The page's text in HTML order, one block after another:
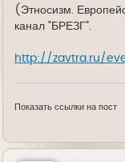
(Этносизм.
канал "БРЕЗГ".
http://zavtra.ru/
Показать ссылки на пост